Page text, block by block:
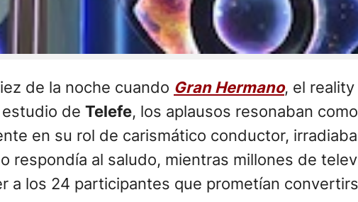
de la noche cuando Gran Hermano, el
de Telefe, los aplausos resonaban
en su rol de carismático conductor,
respondía al saludo, mientras millones de
a los 24 participantes que prometían